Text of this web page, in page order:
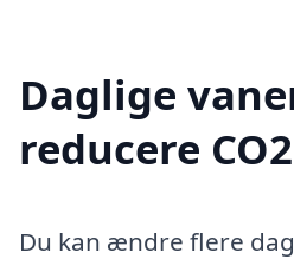
Daglige
reducere
Du kan ændre flere